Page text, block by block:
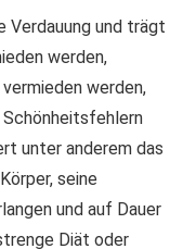
Verdauung und trägt
werden,
werden,
unter anderem das
seine
und auf Dauer
Diät oder